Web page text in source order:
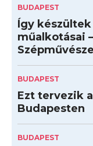
BUDAPEST
Így
műalkotásai
BUDAPEST
Ezt tervezik
Budapesten
BUDAPEST